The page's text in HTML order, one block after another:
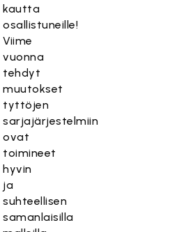
kautta
osallistuneille!
Viime
vuonna
tehdyt
muutokset
tyttöjen
sarjajärjestelmiin
ovat
toimineet
hyvin
ja
suhteellisen
samanlaisilla